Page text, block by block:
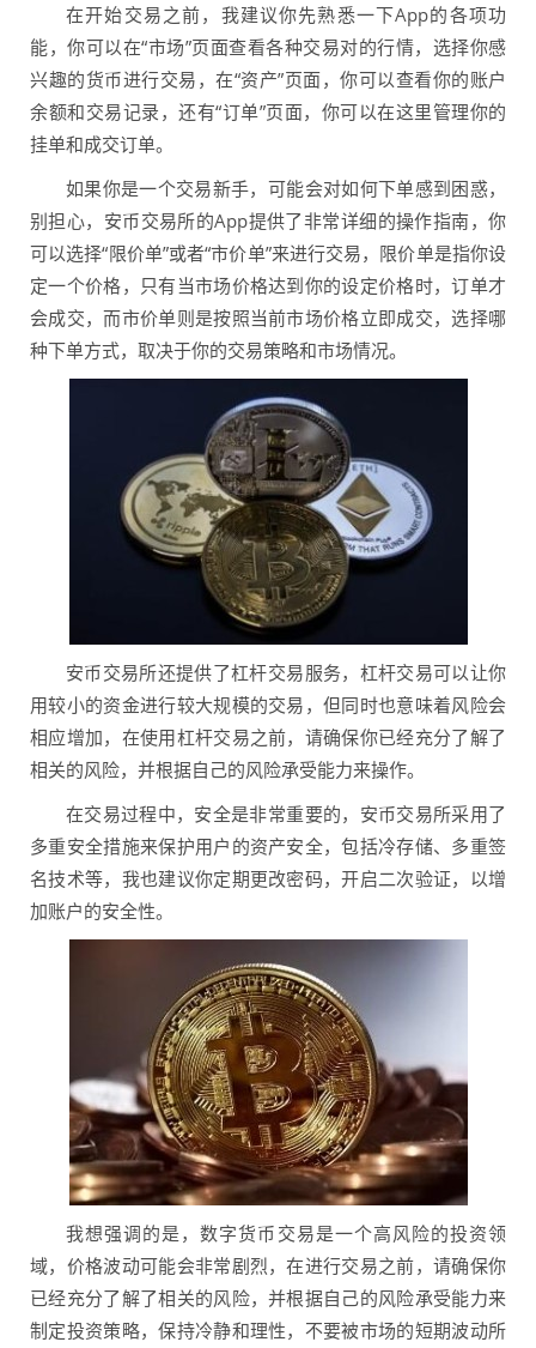
在开始交易之前，我建议你先熟悉一下App的各项功
能，你可以在“市场”页面查看各种交易对的行情，选择你感
兴趣的货币进行交易，在“资产”页面，你可以查看你的账户
余额和交易记录，还有“订单”页面，你可以在这里管理你的
挂单和成交订单。
如果你是一个交易新手，可能会对如何下单感到困惑，
别担心，安币交易所的App提供了非常详细的操作指南，你
可以选择“限价单”或者“市价单”来进行交易，限价单是指你设
定一个价格，只有当市场价格达到你的设定价格时，订单才
会成交，而市价单则是按照当前市场价格立即成交，选择哪
种下单方式，取决于你的交易策略和市场情况。
安币交易所还提供了杠杆交易服务，杠杆交易可以让你
用较小的资金进行较大规模的交易，但同时也意味着风险会
相应增加，在使用杠杆交易之前，请确保你已经充分了解了
相关的风险，并根据自己的风险承受能力来操作。
在交易过程中，安全是非常重要的，安币交易所采用了
多重安全措施来保护用户的资产安全，包括冷存储、多重签
名技术等，我也建议你定期更改密码，开启二次验证，以增
加账户的安全性。
我想强调的是，数字货币交易是一个高风险的投资领
域，价格波动可能会非常剧烈，在进行交易之前，请确保你
已经充分了解了相关的风险，并根据自己的风险承受能力来
制定投资策略，保持冷静和理性，不要被市场的短期波动所